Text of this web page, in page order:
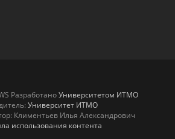
РазработаноУниверситетом ИТМО
Университет ИТМО
Климентьев Илья Александрович
использования контента